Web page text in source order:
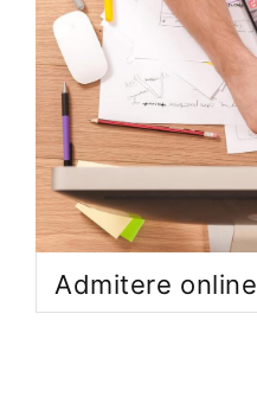
Admitere online